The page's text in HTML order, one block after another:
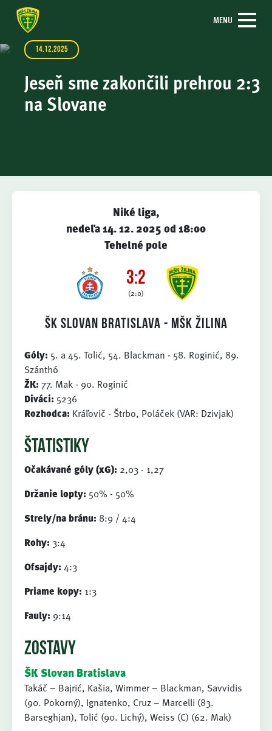
MENU
14.12.2025
Jeseň sme zakončili prehrou 2:3
na Slovane
Niké liga,
nedeľa 14. 12. 2025 od 18:00
Tehelné pole
3:2
(2:0)
ŠK Slovan Bratislava - MŠK Žilina
Góly: 5. a 45. Tolić, 54. Blackman - 58. Roginić, 89.
Szánthó
ŽK: 77. Mak - 90. Roginić
Diváci: 5236
Rozhodca: Kráľovič - Štrbo, Poláček (VAR: Dzivjak)
ŠTATISTIKY
Očakávané góly (xG): 2,03 - 1,27
Držanie lopty: 50% - 50%
Strely/na bránu: 8:9 / 4:4
Rohy: 3:4
Ofsajdy: 4:3
Priame kopy: 1:3
Fauly: 9:14
ZOSTAVY
ŠK Slovan Bratislava
Takáč – Bajrić, Kašia, Wimmer – Blackman, Savvidis
(90. Pokorný), Ignatenko, Cruz – Marcelli (83.
Barseghjan), Tolić (90. Lichý), Weiss (C) (62. Mak)